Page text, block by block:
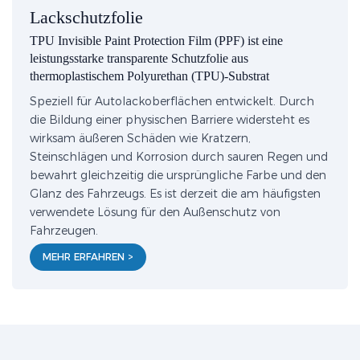
Lackschutzfolie
TPU Invisible Paint Protection Film (PPF) ist eine
leistungsstarke transparente Schutzfolie aus
thermoplastischem Polyurethan (TPU)-Substrat
Speziell für Autolackoberflächen entwickelt. Durch
die Bildung einer physischen Barriere widersteht es
wirksam äußeren Schäden wie Kratzern,
Steinschlägen und Korrosion durch sauren Regen und
bewahrt gleichzeitig die ursprüngliche Farbe und den
Glanz des Fahrzeugs. Es ist derzeit die am häufigsten
verwendete Lösung für den Außenschutz von
Fahrzeugen.
MEHR ERFAHREN >